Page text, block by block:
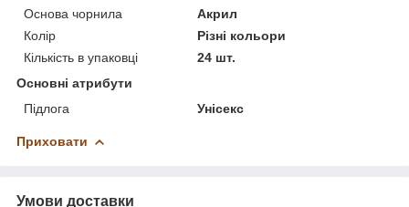
Основа чорнила
Акрил
Колір
Різні кольори
Кількість в упаковці
24 шт.
Основні атрибути
Підлога
Унісекс
Приховати
Умови доставки